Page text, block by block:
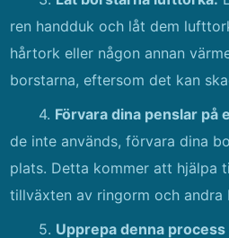
ren handduk och låt dem
hårtork eller någon annan
borstarna, eftersom det kan
4. Förvara dina penslar på
de inte används, förvara dina
plats. Detta kommer att hjälpa
tillväxten av ringorm och andra
5. Upprepa denna